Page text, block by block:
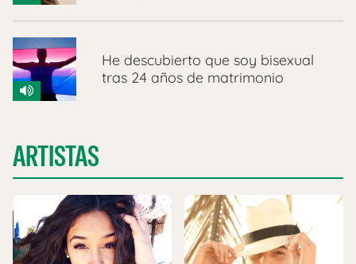
He descubierto que soy bisexual
tras 24 años de matrimonio
ARTISTAS